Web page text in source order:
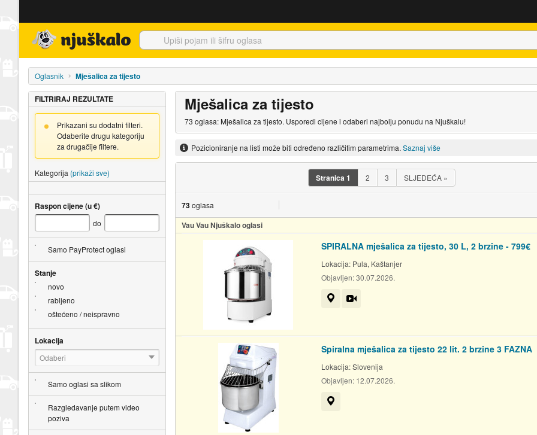
Oglasnik Mješalica za tijesto
Mješalica za tijesto
73 oglasa: Mješalica za tijesto. Usporedi cijene i odaberi najbolju ponudu na Njuškalu!
Pozicioniranje na listi može biti određeno različitim parametrima. Saznaj više
Stranica1 2 3 SLJEDEĆA »
73oglasa
Vau Vau Njuškalo oglasi
SPIRALNA mješalica za tijesto, 30 L, 2 brzine - 799€
Lokacija: Pula, Kaštanjer
Objavljen:30.07.2026.
Spiralna mješalica za tijesto 22 lit. 2 brzine 3 FAZNA
Lokacija:Slovenija
Objavljen: 12.07.2026.
FILTRIRAJ REZULTATE
Prikazani su dodatni filteri.
Odaberite drugu kategoriju
za drugačije filtere.
Kategorija (prikaži sve)
Raspon cijene (u €)
do
Samo PayProtect oglasi
Stanje
novo
rabljeno
oštećeno / neispravno
Lokacija
Odaberi
Samo oglasi sa slikom
Razgledavanje putem video
poziva